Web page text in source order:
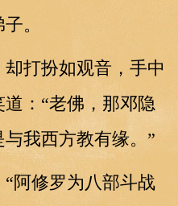
。
打扮如观音，手中
：“老佛，那邓隐
我西方教有缘。”
修罗为八部斗战